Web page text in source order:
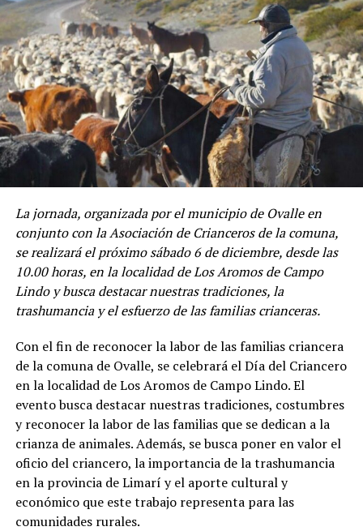
La jornada, organizada por el municipio de Ovalle en
conjunto con la Asociación de Crianceros de la comuna,
se realizará el próximo sábado 6 de diciembre, desde las
10.00 horas, en la localidad de Los Aromos de Campo
Lindo y busca destacar nuestras tradiciones, la
trashumancia y el esfuerzo de las familias crianceras.
Con el fin de reconocer la labor de las familias criancera
de la comuna de Ovalle, se celebrará el Día del Criancero
en la localidad de Los Aromos de Campo Lindo. El
evento busca destacar nuestras tradiciones, costumbres
y reconocer la labor de las familias que se dedican a la
crianza de animales. Además, se busca poner en valor el
oficio del criancero, la importancia de la trashumancia
en la provincia de Limarí y el aporte cultural y
económico que este trabajo representa para las
comunidades rurales.